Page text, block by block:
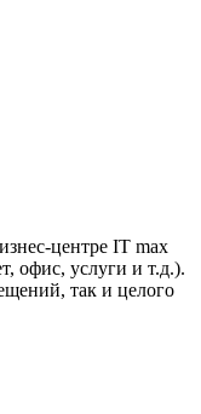
центре IT max
офис, услуги и т.д.).
так и целого